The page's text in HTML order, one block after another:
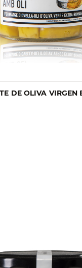
DE OLIVA VIRGEN